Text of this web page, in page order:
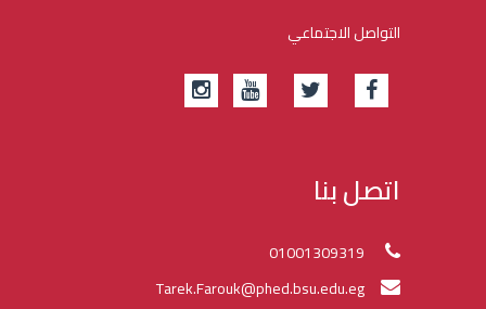
التواصل الاجتماعي
اتصل بنا